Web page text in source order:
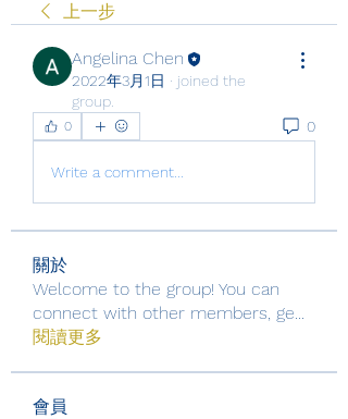
上一步
Angelina Chen
2022年3月1日 · joined the
group.
0 0
Write a comment...
關於
Welcome to the group! You can
connect with other members, ge...
閱讀更多
會員